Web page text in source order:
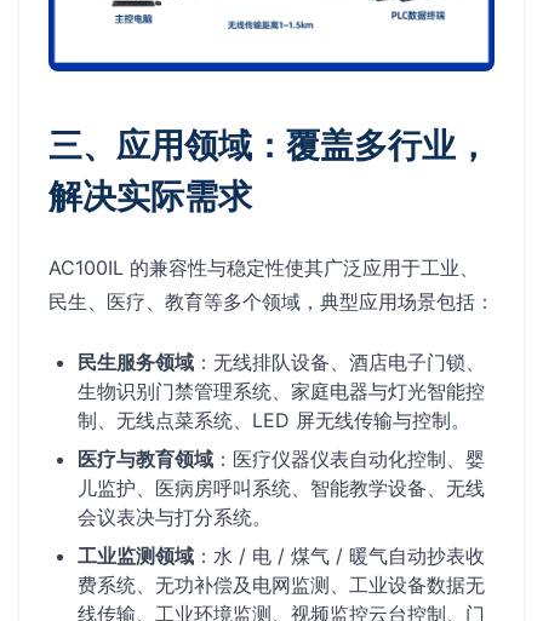
三、应用领域：覆盖多行业，
解决实际需求
AC100IL 的兼容性与稳定性使其广泛应用于工业、
民生、医疗、教育等多个领域，典型应用场景包括：
民生服务领域 ：无线排队设备、酒店电子门锁、
生物识别门禁管理系统、家庭电器与灯光智能控
制、无线点菜系统、LED 屏无线传输与控制。
医疗与教育领域 ：医疗仪器仪表自动化控制、婴
儿监护、医病房呼叫系统、智能教学设备、无线
会议表决与打分系统。
工业监测领域 ：水 / 电 / 煤气 / 暖气自动抄表收
费系统、无功补偿及电网监测、工业设备数据无
线传输、工业环境监测、视频监控云台控制、门